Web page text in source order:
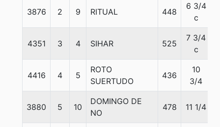
3876 2 9 RITUAL 448
6 3/4
c
4351 3 4 SIHAR 525
7 3/4
c
4416 4 5
ROTO
SUERTUDO
436
10
3/4
3880 5 10
DOMINGO DE
NO
478 11 1/4